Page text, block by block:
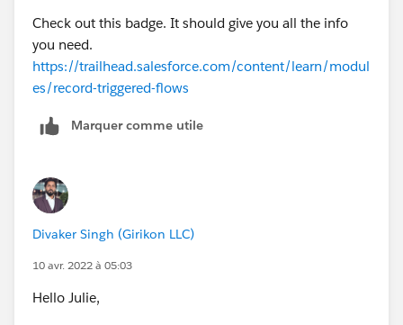
Check out this badge. It should give you all the info
you need.
https://trailhead.salesforce.com/content/learn/modul
es/record-triggered-flows
Marquer comme utile
Divaker Singh (Girikon LLC)
10 avr. 2022 à 05:03
Hello Julie,